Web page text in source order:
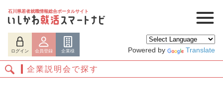
石川県若者就職情報総合ポータルサイト
ログイン 会員登録 企業様 Powered by Translate
企業説明会で探す